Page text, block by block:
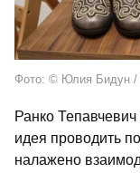
Фото: © Юлия Бидун /
Ранко
идея проводить
налажено